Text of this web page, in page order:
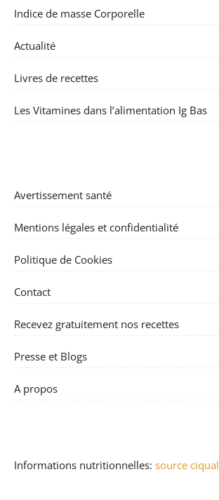
Indice de masse Corporelle
Actualité
Livres de recettes
Les Vitamines dans l’alimentation Ig Bas
Avertissement santé
Mentions légales et confidentialité
Politique de Cookies
Contact
Recevez gratuitement nos recettes
Presse et Blogs
A propos
Informations nutritionnelles: source ciqual